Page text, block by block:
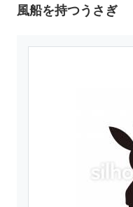
風船を持つうさぎ